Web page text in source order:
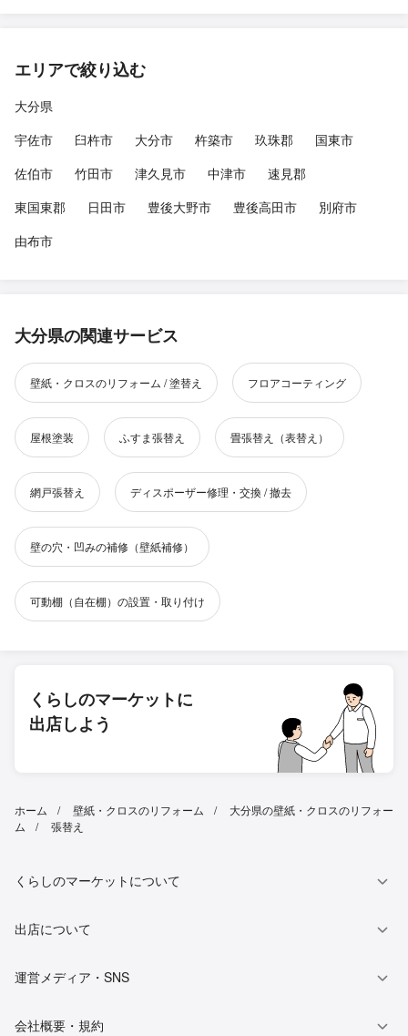
エリアで絞り込む
大分県
宇佐市
臼杵市 大分市 杵築市 玖珠郡
国東市
佐伯市
竹田市 津久見市 中津市
速見郡
東国東郡
日田市 豊後大野市 豊後高田市
別府市
由布市
大分県の関連サービス
壁紙・クロスのリフォーム / 塗替え フロアコーティング
屋根塗装 ふすま張替え 畳張替え（表替え）
網戸張替え ディスポーザー修理・交換 / 撤去
壁の穴・凹みの補修（壁紙補修）
可動棚（自在棚）の設置・取り付け
くらしのマーケットに
出店しよう
ホーム 壁紙・クロスのリフォーム
大分県の壁紙・クロスのリフォー
ム
張替え
くらしのマーケットについて
出店について
運営メディア・SNS
会社概要・規約